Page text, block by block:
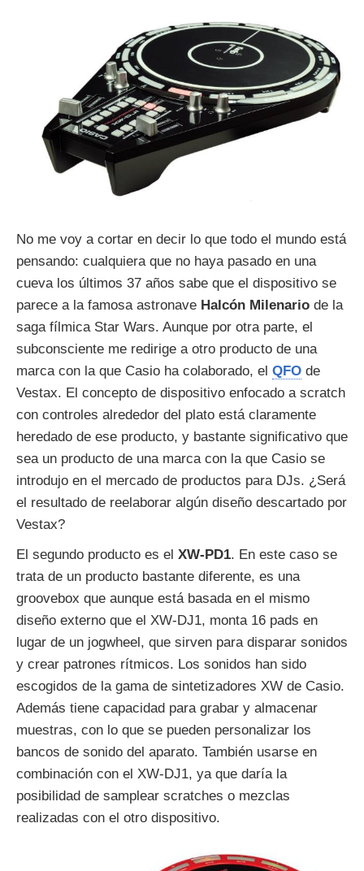
No me voy a cortar en decir lo que todo el mundo está
pensando: cualquiera que no haya pasado en una
cueva los últimos 37 años sabe que el dispositivo se
parece a la famosa astronave Halcón Milenario de la
saga fílmica Star Wars. Aunque por otra parte, el
subconsciente me redirige a otro producto de una
marca con la que Casio ha colaborado, el QFO de
Vestax. El concepto de dispositivo enfocado a scratch
con controles alrededor del plato está claramente
heredado de ese producto, y bastante significativo que
sea un producto de una marca con la que Casio se
introdujo en el mercado de productos para DJs. ¿Será
el resultado de reelaborar algún diseño descartado por
Vestax?
El segundo producto es el XW-PD1. En este caso se
trata de un producto bastante diferente, es una
groovebox que aunque está basada en el mismo
diseño externo que el XW-DJ1, monta 16 pads en
lugar de un jogwheel, que sirven para disparar sonidos
y crear patrones rítmicos. Los sonidos han sido
escogidos de la gama de sintetizadores XW de Casio.
Además tiene capacidad para grabar y almacenar
muestras, con lo que se pueden personalizar los
bancos de sonido del aparato. También usarse en
combinación con el XW-DJ1, ya que daría la
posibilidad de samplear scratches o mezclas
realizadas con el otro dispositivo.